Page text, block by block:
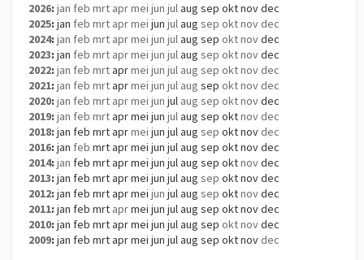
2026: jan feb mrt aprmei jun julaug sep oktnovdec
2025: jan feb mrt aprmei jun julaug sep oktnov dec
2024: jan feb mrt aprmei jun julaug sep oktnovdec
2023: jan feb mrt aprmei jun julaug sep oktnovdec
2022: jan feb mrtaprmei jun jul aug sep oktnov dec
2021: jan feb mrtaprmei jun jul aug sep oktnov dec
2020: jan feb mrt aprmei jun jul aug sep oktnovdec
2019: jan feb mrtaprmei jun julaug sep oktnov dec
2018: jan feb mrtaprmei jun julaug sep oktnov dec
2016: jan feb mrtaprmei jun julaug sep oktnovdec
2014: jan feb mrtaprmei jun julaug sep oktnovdec
2013: jan feb mrtaprmei jun julaug sep oktnovdec
2012: jan feb mrtaprmei jun julaug sep oktnovdec
2011: jan feb mrt aprmei jun julaug sep oktnovdec
2010: jan feb mrtaprmei jun julaug sep oktnovdec
2009: jan feb mrtaprmei jun julaug sep oktnov dec